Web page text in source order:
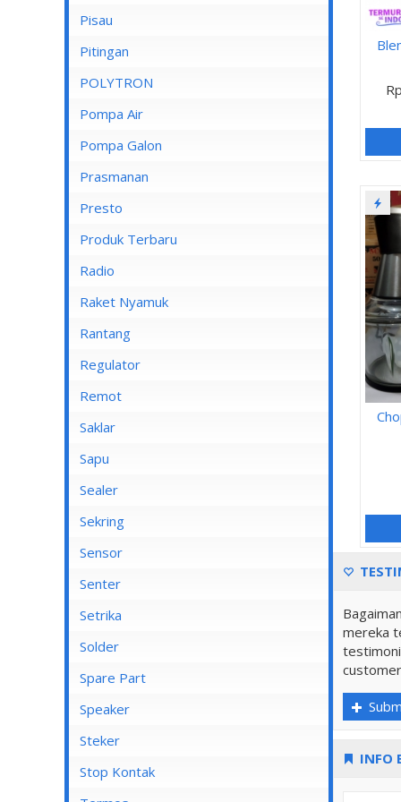
Lampu Spotlight
Pisau
Pitingan
POLYTRON
Pompa Air
Pompa Air Panasonic
Pompa Air Shimizu
Pompa Galon
Prasmanan
Presto
Produk Terbaru
Radio
Raket Nyamuk
Rantang
Regulator
Remot
Saklar
Bel
Mata Saklar
Saklar Isi 1
Saklar Isi 2
Saklar Tembok
Sapu
Sealer
Sekring
Sensor
Senter
Senter Kepala
Setrika
Setrika Cosmos
Setrika Maspion
Setrika Miyako
Setrika Philips
Setrika Sanken
Solder
Spare Part
Speaker
Kiseki
Rinrei
Steker
Stop Kontak
mereka
INFO